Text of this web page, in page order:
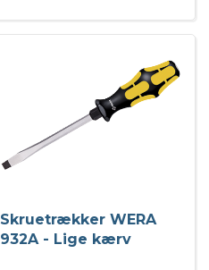
Skruetrækker WERA
932A - Lige kærv